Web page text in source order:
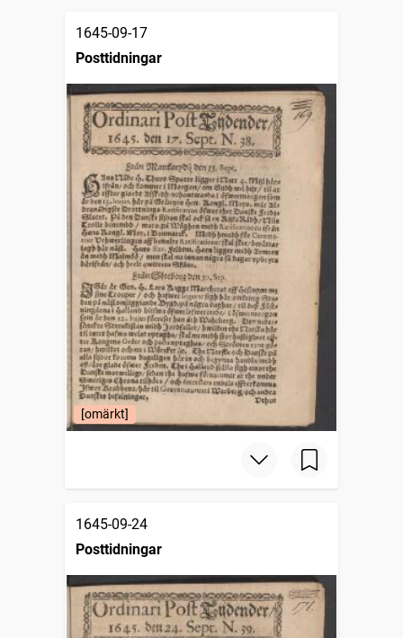
1645-09-17
Posttidningar
[omärkt]
1645-09-24
Posttidningar